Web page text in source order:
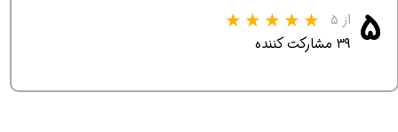
۵ از ۵
۳۹ مشارکت کننده